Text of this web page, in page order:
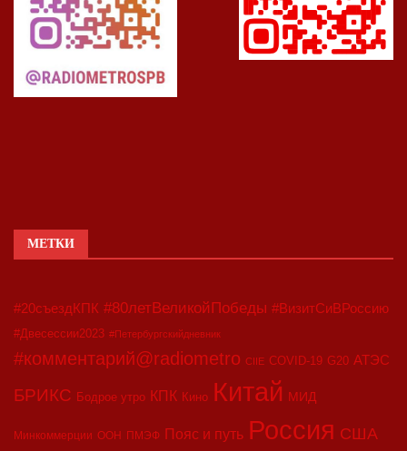
МЕТКИ
#20съездКПК #80летВеликойПобеды #ВизитСиВРоссию
#Двесессии2023 #Петербургскийдневник
#комментарий@radiometro CIIE COVID-19 G20 АТЭС
БРИКС Бодрое утро КПК Кино Китай МИД
Минкоммерции ООН ПМЭФ Пояс и путь Россия США